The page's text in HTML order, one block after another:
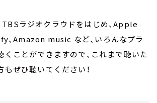
TBSラジオクラウドをはじめ、Apple
Amazon music など、いろんなプラ
くことができますので、これまで聴いた
ぜひ聴いてください！